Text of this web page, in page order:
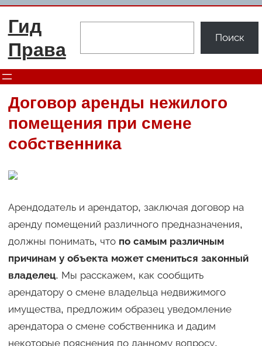
Перейти
содержимому
Гид
Права
Поиск
Договор аренды нежилого
помещения при смене
собственника
Арендодатель и арендатор, заключая договор на
аренду помещений различного предназначения,
должны понимать, что по самым различным
причинам у объекта может смениться законный
владелец. Мы расскажем, как сообщить
арендатору о смене владельца недвижимого
имущества, предложим образец уведомление
арендатора о смене собственника и дадим
некоторые пояснения по данному вопросу.